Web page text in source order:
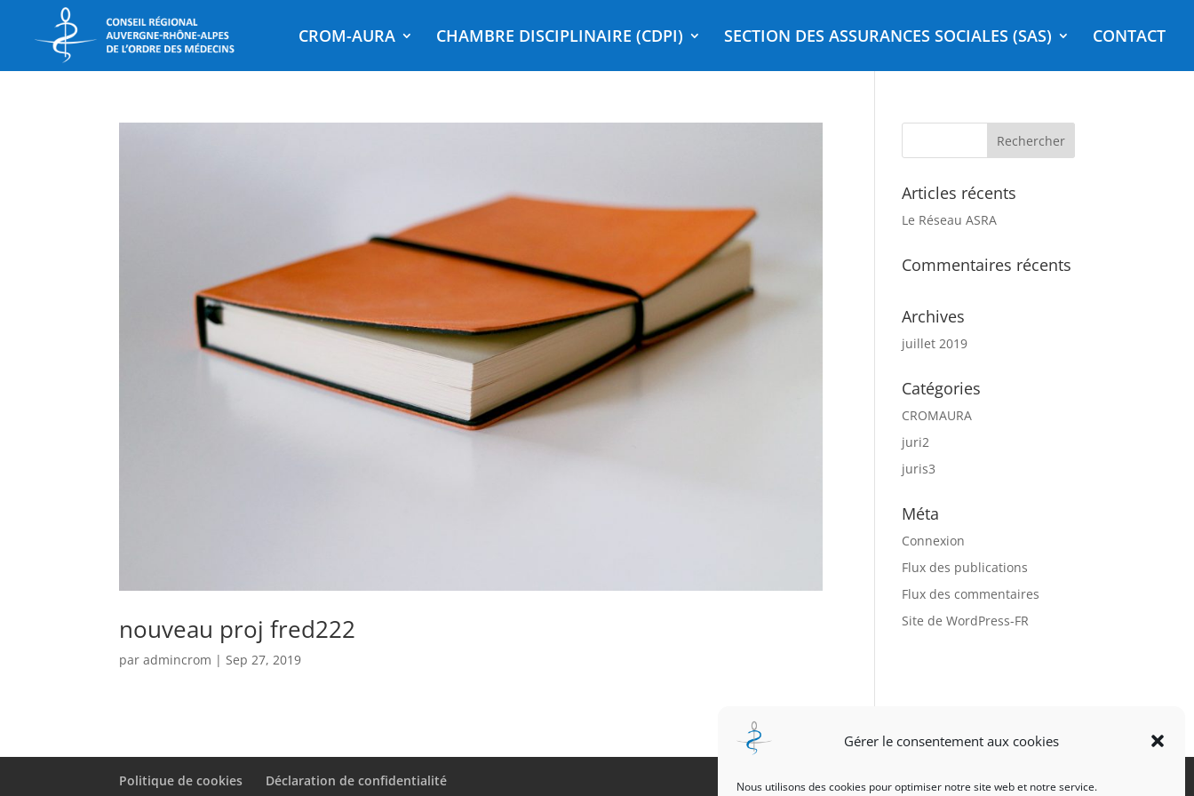
Gérer le consentement aux cookies
Nous utilisons des cookies pour optimiser notre site web et notre service.
CROM-AURA CHAMBRE DISCIPLINAIRE (CDPI) SECTION DES ASSURANCES SOCIALES (SAS) CONTACT
nouveau proj fred222
paradmincrom |Sep 27, 2019
Articles récents
Le Réseau ASRA
Commentaires récents
Archives
juillet 2019
Catégories
CROMAURA
juri2
juris3
Méta
Connexion
Flux des publications
Flux des commentaires
Site de WordPress-FR
Politique de cookies Déclaration de confidentialité